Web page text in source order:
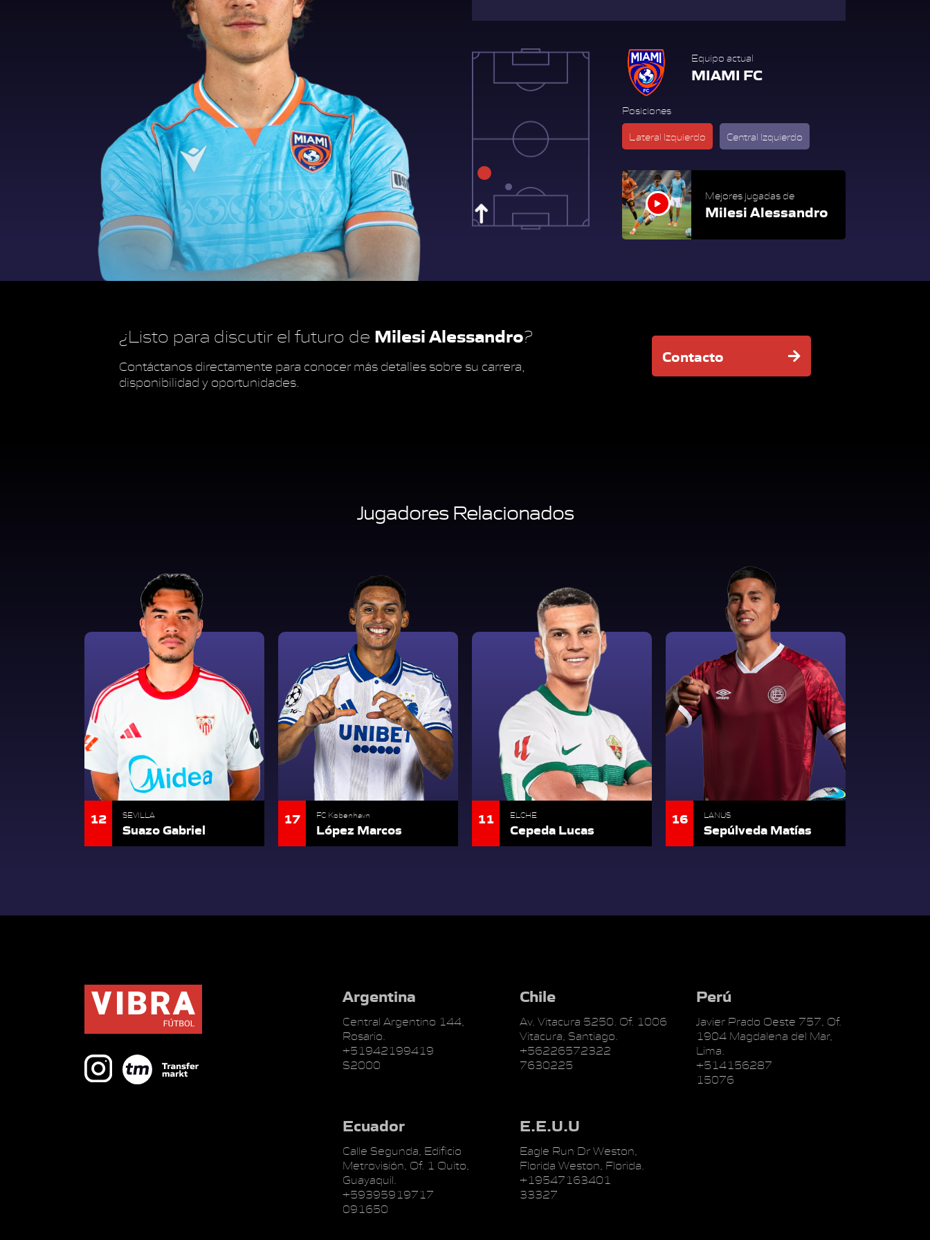
Equipo actual
MIAMI FC
Posiciones
Lateral Izquierdo Central Izquierdo
Mejores jugadas de
Milesi Alessandro
¿Listo para discutir el futuro de Milesi Alessandro?
Contáctanos directamente para conocer más detalles sobre su carrera,
disponibilidad y oportunidades.
Contacto
Jugadores Relacionados
12 SEVILLA
Suazo Gabriel
17 FC København
López Marcos
11 ELCHE
Cepeda Lucas
16 LANUS
Sepúlveda Matías
Argentina
Central Argentino 144,
Rosario.
+51942199419
S2000
Chile
Av. Vitacura 5250. Of. 1006
Vitacura, Santiago.
+56226572322
7630225
Perú
Javier Prado Oeste 757, Of.
1904 Magdalena del Mar,
Lima.
+514156287
15076
Ecuador
Calle Segunda, Edificio
Metrovisión, Of. 1 Quito,
Guayaquil.
+59395919717
091650
E.E.U.U
Eagle Run Dr Weston,
Florida Weston, Florida.
+19547163401
33327